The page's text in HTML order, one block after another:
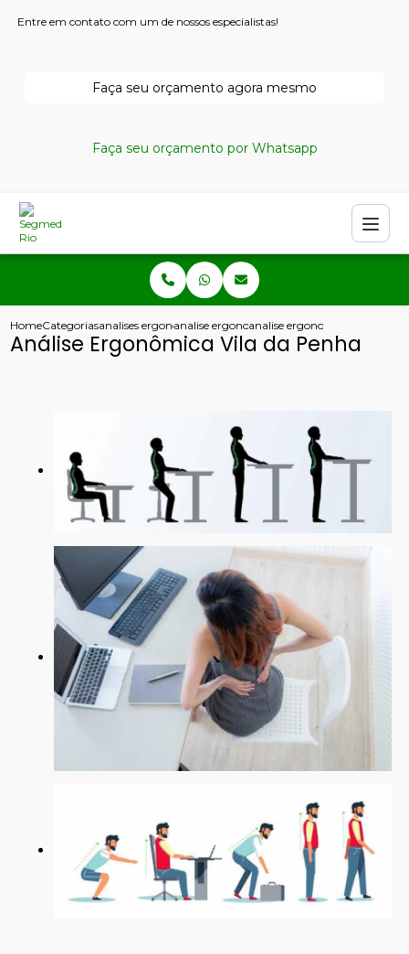
Entre em contato com um de nossos especialistas!
Faça seu orçamento agora mesmo
Faça seu orçamento por Whatsapp
HomeCategoriasanalises ergonomicasanalise ergonomicaanalise ergonomica vila da
Análise Ergonômica Vila da Penha